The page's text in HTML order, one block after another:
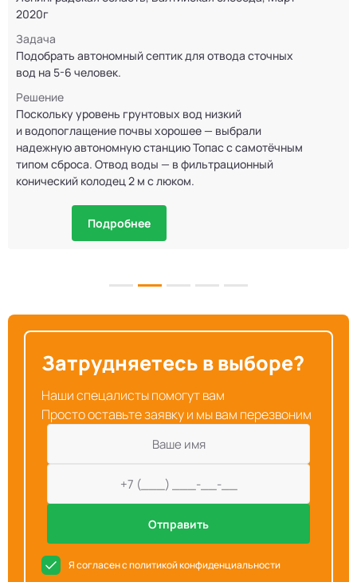
2020г
Задача
Подобрать автономный септик для отвода сточных
вод на 5-6 человек.
Решение
Поскольку уровень грунтовых вод низкий
и водопоглащение почвы хорошее — выбрали
надежную автономную станцию Топас с самотёчным
типом сброса. Отвод воды — в фильтрационный
конический колодец 2 м с люком.
Подробнее
Затрудняетесь в выборе?
Наши спецалисты помогут вам
Просто оставьте заявку и мы вам перезвоним
Отправить
Я согласен с политикой конфиденциальности